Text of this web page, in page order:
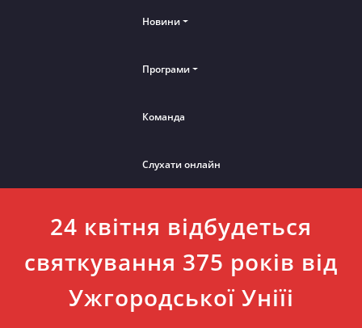
Новини
Програми
Команда
Слухати онлайн
24 квітня відбудеться
святкування 375 років від
Ужгородської Уніїі